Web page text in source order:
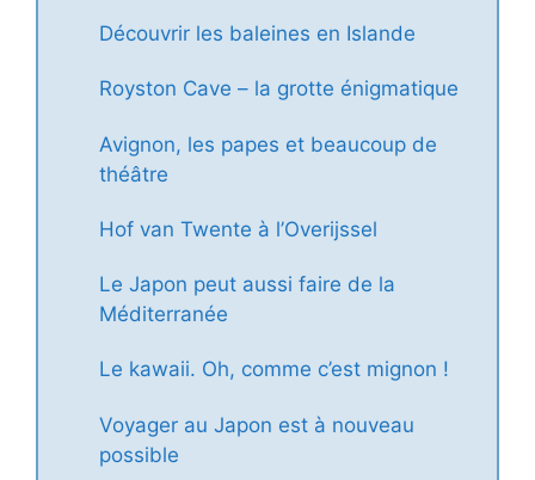
Découvrir les baleines en Islande
Royston Cave – la grotte énigmatique
Avignon, les papes et beaucoup de
théâtre
Hof van Twente à l’Overijssel
Le Japon peut aussi faire de la
Méditerranée
Le kawaii. Oh, comme c’est mignon !
Voyager au Japon est à nouveau
possible